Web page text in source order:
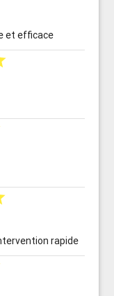
et efficace
rapide